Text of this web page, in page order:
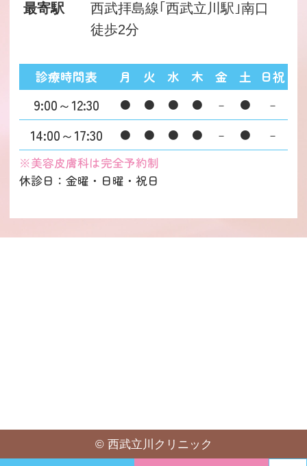
最寄駅
西武拝島線｢西武立川駅｣南口
徒歩2分
※美容皮膚科は完全予約制
休診日：金曜・日曜・祝日
診療時間表 月 火 水 木 金 土 日祝
9:00～12:30 ● ● ● ● － ● －
14:00～17:30 ● ● ● ● － ● －
© 西武立川クリニック